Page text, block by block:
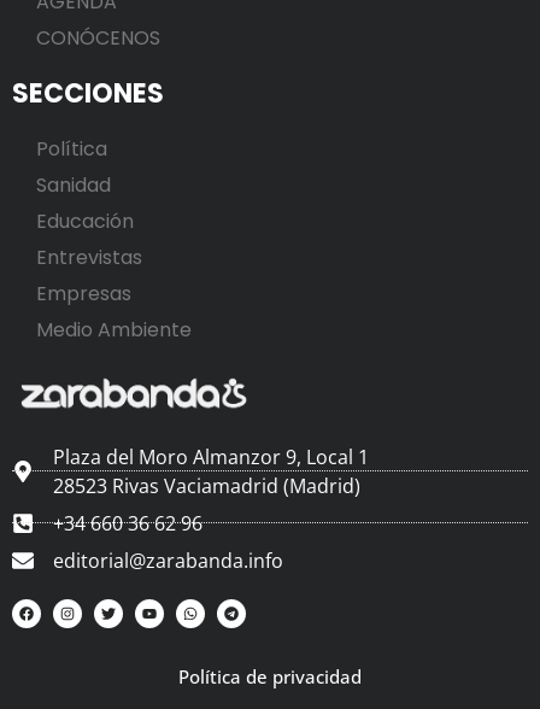
CONÓCENOS
SECCIONES
Política
Sanidad
Educación
Entrevistas
Empresas
Medio Ambiente
Plaza del Moro Almanzor 9, Local 1
28523 Rivas Vaciamadrid (Madrid)
+34 660 36 62 96
editorial@zarabanda.info
Política de privacidad